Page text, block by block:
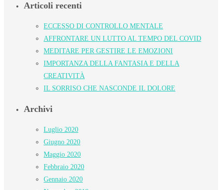
Articoli recenti
ECCESSO DI CONTROLLO MENTALE
AFFRONTARE UN LUTTO AL TEMPO DEL COVID
MEDITARE PER GESTIRE LE EMOZIONI
IMPORTANZA DELLA FANTASIA E DELLA
CREATIVITÀ
IL SORRISO CHE NASCONDE IL DOLORE
Archivi
Luglio 2020
Giugno 2020
Maggio 2020
Febbraio 2020
Gennaio 2020